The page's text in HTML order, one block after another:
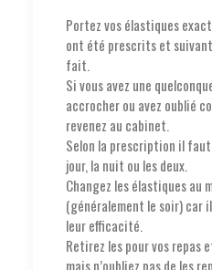
Portez vos élastiques
ont été prescrits et suivant
fait.
Si vous avez une
accrocher ou avez oublié
revenez au cabinet.
Selon la prescription il
jour, la nuit ou les deux.
Changez les élastiques au
(généralement le soir) car
leur efficacité.
Retirez les pour vos repas
mais n’oubliez pas de les